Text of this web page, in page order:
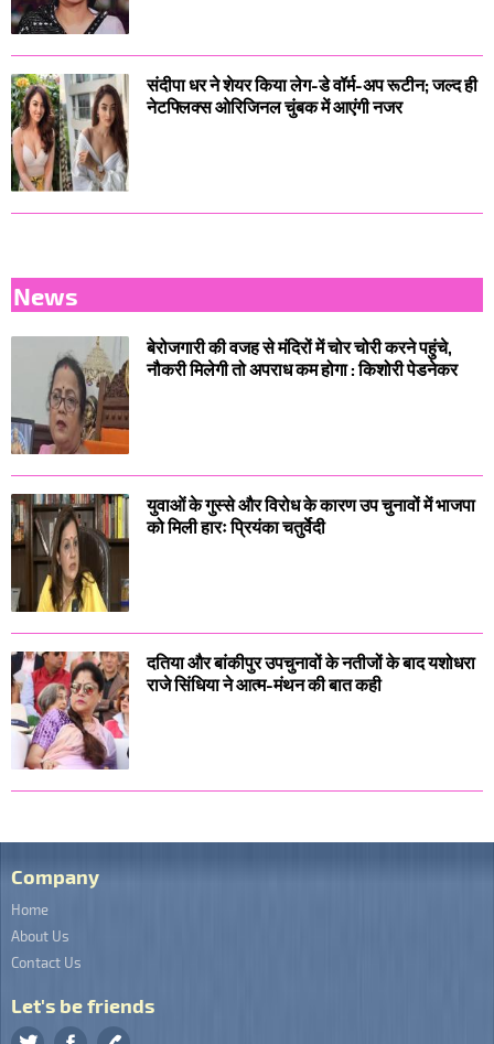
संदीपा धर ने शेयर किया लेग-डे वॉर्म-अप रूटीन; जल्द ही
नेटफ्लिक्स ओरिजिनल चुंबक में आएंगी नजर
News
बेरोजगारी की वजह से मंदिरों में चोर चोरी करने पहुंचे,
नौकरी मिलेगी तो अपराध कम होगा : किशोरी पेडनेकर
युवाओं के गुस्से और विरोध के कारण उप चुनावों में भाजपा
को मिली हारः प्रियंका चतुर्वेदी
दतिया और बांकीपुर उपचुनावों के नतीजों के बाद यशोधरा
राजे सिंधिया ने आत्म-मंथन की बात कही
Company
Home
About Us
Contact Us
Let's be friends